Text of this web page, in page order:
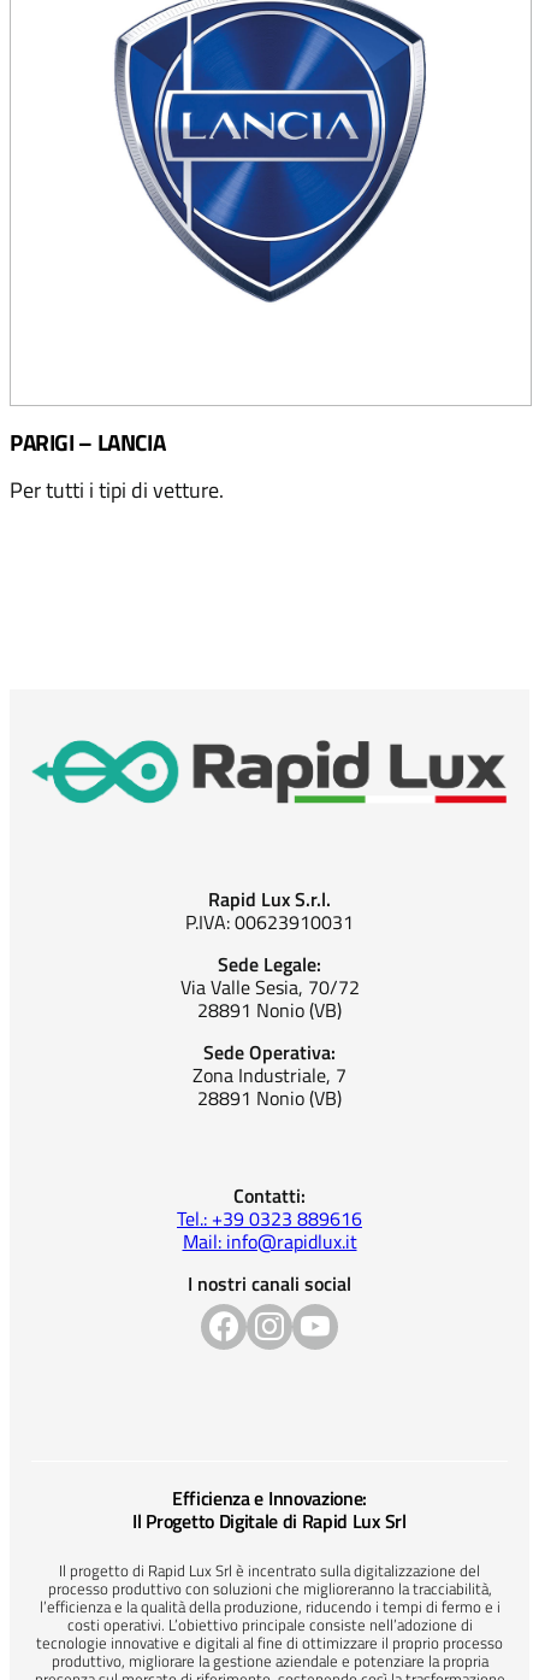
PARIGI – LANCIA
Per tutti i tipi di vetture.
Rapid Lux S.r.l.
P.IVA: 00623910031
Sede Legale:
Via Valle Sesia, 70/72
28891 Nonio (VB)
Sede Operativa:
Zona Industriale, 7
28891 Nonio (VB)
Contatti:
Tel.: +39 0323 889616
Mail: info@rapidlux.it
I nostri canali social
Efficienza e Innovazione:
Il Progetto Digitale di Rapid Lux Srl
Il progetto di Rapid Lux Srl è incentrato sulla digitalizzazione del
processo produttivo con soluzioni che miglioreranno la tracciabilità,
l’efficienza e la qualità della produzione, riducendo i tempi di fermo e i
costi operativi. L’obiettivo principale consiste nell’adozione di
tecnologie innovative e digitali al fine di ottimizzare il proprio processo
produttivo, migliorare la gestione aziendale e potenziare la propria